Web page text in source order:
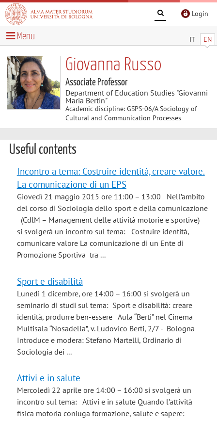
Login
IT EN
Menu
Giovanna Russo
Associate Professor
Department of Education Studies "Giovanni
Maria Bertin"
Academic discipline: GSPS-06/A Sociology of
Cultural and Communication Processes
Useful contents
Incontro a tema: Costruire identità, creare valore.
La comunicazione di un EPS
Giovedì 21 maggio 2015 ore 11:00 – 13:00 Nell’ambito
del corso di Sociologia dello sport e della comunicazione
(CdlM – Management delle attività motorie e sportive)
si svolgerà un incontro sul tema: Costruire identità,
comunicare valore La comunicazione di un Ente di
Promozione Sportiva tra ...
Sport e disabilità
Lunedì 1 dicembre, ore 14:00 – 16:00 si svolgerà un
seminario di studi sul tema: Sport e disabilità: creare
identità, produrre ben-essere Aula “Berti” nel Cinema
Multisala “Nosadella”, v. Ludovico Berti, 2/7 - Bologna
Introduce e modera: Stefano Martelli, Ordinario di
Sociologia dei ...
Attivi e in salute
Mercoledì 22 aprile ore 14:00 – 16:00 si svolgerà un
incontro sul tema: Attivi e in salute Quando l’attività
fisica motoria coniuga formazione, salute e sapere: